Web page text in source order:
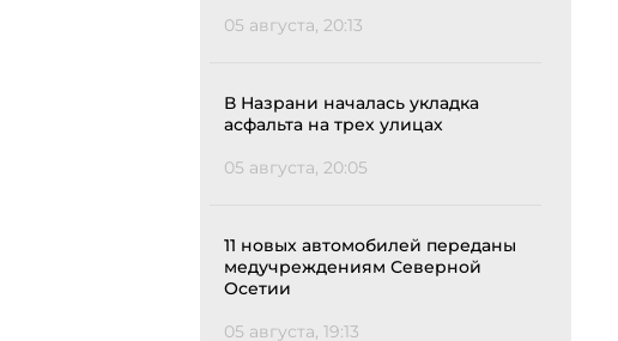
05 августа, 20:13
В Назрани началась укладка
асфальта на трех улицах
05 августа, 20:05
11 новых автомобилей переданы
медучреждениям Северной
Осетии
05 августа, 19:13